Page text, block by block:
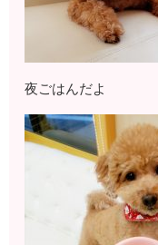
夜ごはんだよ